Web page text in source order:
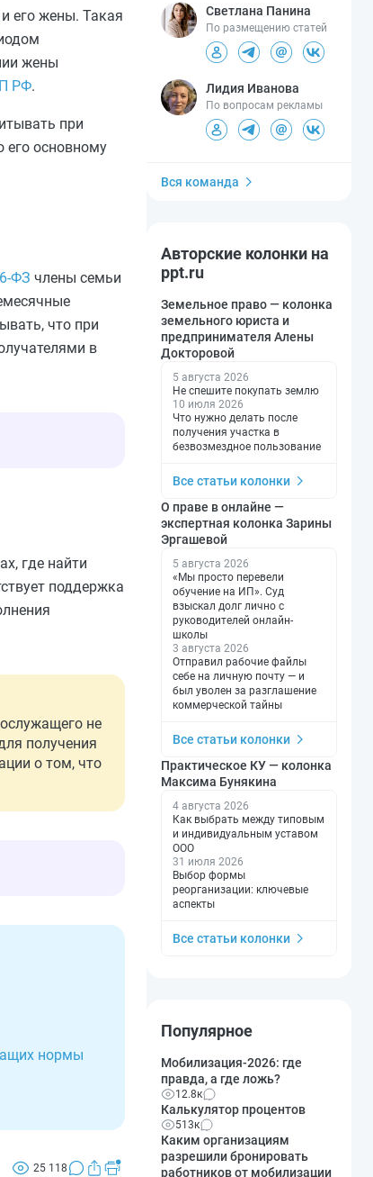
его жены. Такая
жены
РФ.
при
его основному
ФЗ члены семьи
что при
в
где найти
поддержка
не
получения
о том, что
нормы
25 118
Светлана Панина
По размещению статей
Лидия Иванова
По вопросам рекламы
Вся команда
Авторские колонки на
ppt.ru
Земельное право — колонка
земельного юриста и
предпринимателя Алены
Докторовой
5 августа 2026
Не спешите покупать землю
10 июля 2026
Что нужно делать после
получения участка в
безвозмездное пользование
Все статьи колонки
О праве в онлайне —
экспертная колонка Зарины
Эргашевой
5 августа 2026
«Мы просто перевели
обучение на ИП». Суд
взыскал долг лично с
руководителей онлайн-
школы
3 августа 2026
Отправил рабочие файлы
себе на личную почту — и
был уволен за разглашение
коммерческой тайны
Все статьи колонки
Практическое КУ — колонка
Максима Бунякина
4 августа 2026
Как выбрать между типовым
и индивидуальным уставом
ООО
31 июля 2026
Выбор формы
реорганизации: ключевые
аспекты
Все статьи колонки
Популярное
Мобилизация-2026: где
правда, а где ложь?
12.8к
Калькулятор процентов
513к
Каким организациям
разрешили бронировать
работников от мобилизации